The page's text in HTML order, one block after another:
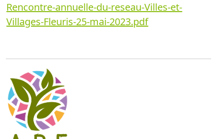
Rencontre-annuelle-du-reseau-Villes-et-
Villages-Fleuris-25-mai-2023.pdf